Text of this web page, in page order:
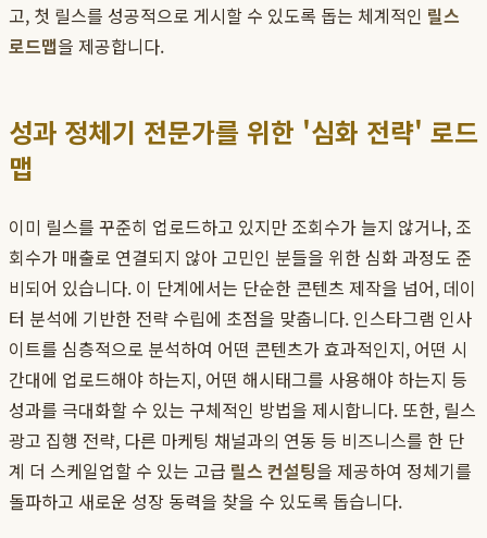
고, 첫 릴스를 성공적으로 게시할 수 있도록 돕는 체계적인 릴스
로드맵을 제공합니다.
성과 정체기 전문가를 위한 '심화 전략' 로드
맵
이미 릴스를 꾸준히 업로드하고 있지만 조회수가 늘지 않거나, 조
회수가 매출로 연결되지 않아 고민인 분들을 위한 심화 과정도 준
비되어 있습니다. 이 단계에서는 단순한 콘텐츠 제작을 넘어, 데이
터 분석에 기반한 전략 수립에 초점을 맞춥니다. 인스타그램 인사
이트를 심층적으로 분석하여 어떤 콘텐츠가 효과적인지, 어떤 시
간대에 업로드해야 하는지, 어떤 해시태그를 사용해야 하는지 등
성과를 극대화할 수 있는 구체적인 방법을 제시합니다. 또한, 릴스
광고 집행 전략, 다른 마케팅 채널과의 연동 등 비즈니스를 한 단
계 더 스케일업할 수 있는 고급 릴스 컨설팅을 제공하여 정체기를
돌파하고 새로운 성장 동력을 찾을 수 있도록 돕습니다.